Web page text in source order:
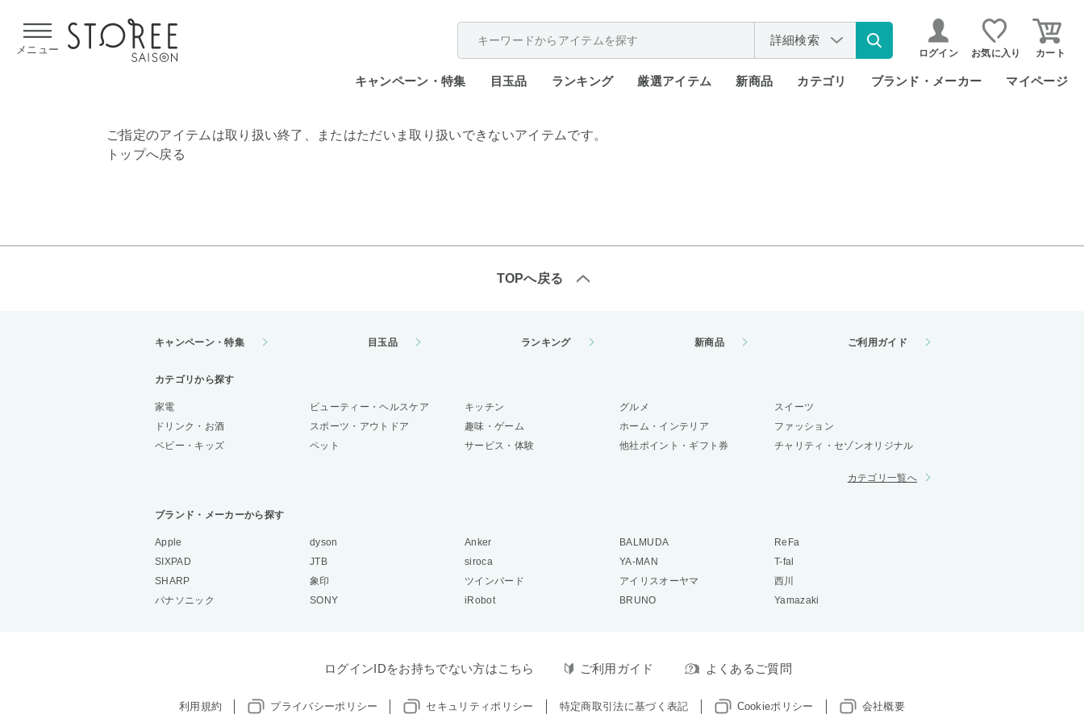
メニュー
詳細検索
ログイン お気に入り カート
キャンペーン・特集 目玉品 ランキング 厳選アイテム 新商品 カテゴリ ブランド・メーカー マイページ
ご指定のアイテムは取り扱い終了、またはただいま取り扱いできないアイテムです。
トップへ戻る
TOPへ戻る
キャンペーン・特集 目玉品 ランキング 新商品 ご利用ガイド
カテゴリから探す
家電 ビューティー・ヘルスケア キッチン グルメ
スイーツ
ドリンク・お酒
スポーツ・アウトドア 趣味・ゲーム ホーム・インテリア
ファッション
ベビー・キッズ
ペット サービス・体験 他社ポイント・ギフト券 チャリティ・セゾンオリジナル
カテゴリ一覧へ
ブランド・メーカーから探す
Apple dyson Anker BALMUDA
ReFa
SIXPAD
JTB siroca YA-MAN
T-fal
SHARP
象印 ツインバード アイリスオーヤマ
西川
パナソニック
SONY iRobot BRUNO Yamazaki
ログインIDをお持ちでない方はこちら ご利用ガイド よくあるご質問
利用規約 プライバシーポリシー セキュリティポリシー 特定商取引法に基づく表記 Cookieポリシー 会社概要